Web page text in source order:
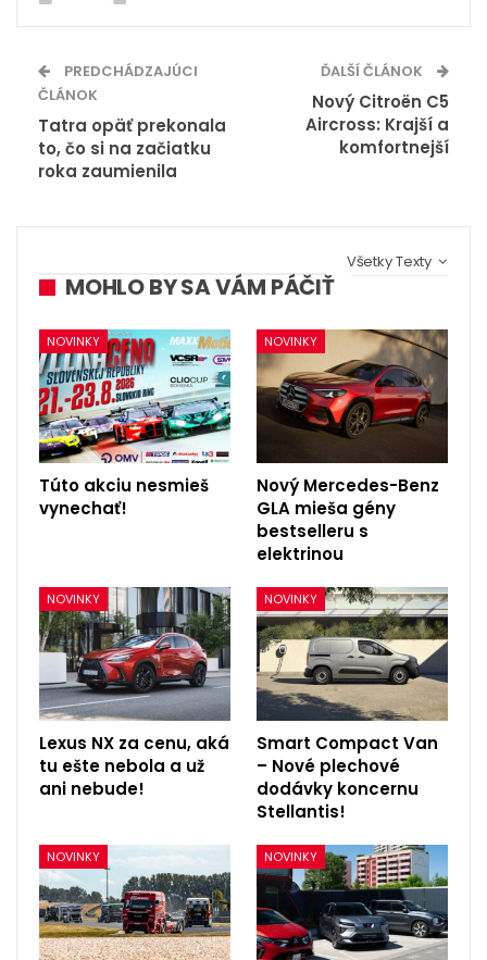
PREDCHÁDZAJÚCI
ČLÁNOK
Tatra opäť prekonala
to, čo si na začiatku
roka zaumienila
ĎALŠÍ ČLÁNOK
Nový Citroën C5
Aircross: Krajší a
komfortnejší
Všetky Texty
MOHLO BY SA VÁM PÁČIŤ
NOVINKY
Túto akciu nesmieš
vynechať!
NOVINKY
Nový Mercedes-Benz
GLA mieša gény
bestselleru s
elektrinou
NOVINKY
Lexus NX za cenu, aká
tu ešte nebola a už
ani nebude!
NOVINKY
Smart Compact Van
– Nové plechové
dodávky koncernu
Stellantis!
NOVINKY NOVINKY